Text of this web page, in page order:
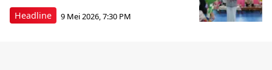
Headline 9 Mei 2026, 7:30 PM